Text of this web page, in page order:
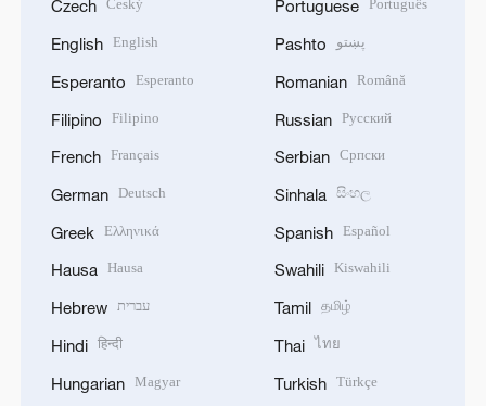
Czech
English English
Esperanto Esperanto
Filipino Filipino
French Français
German Deutsch
Greek Ελληνικά
Hausa Hausa
Hebrew עברית
Hindi हिन्दी
Hungarian Magyar
Portuguese
Pashto پښتو
Romanian Română
Russian Русский
Serbian Српски
Sinhala සිංහල
Spanish Español
Swahili Kiswahili
Tamil தமிழ்
Thai ไทย
Turkish Türkçe